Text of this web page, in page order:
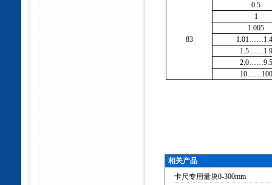
83
0.5
1
1.005
1.5……1.9
2.0……9.5
10……100
相关产品
卡尺专用量块0-300mm